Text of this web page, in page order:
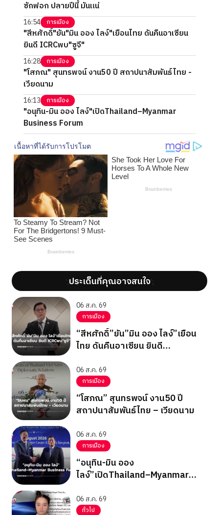
ซักฟอก ปลายปีนี้ มันแน่
16:54 การเมือง
"สีหศักดิ์"ยัน"มิน ออง ไลง์"เยือนไทย ดันคืนอาเซียน
ยินดี ICRCพบ"ซูจี"
16:28 การเมือง
"โสภณ" สุนทรพจน์ งาน50 ปี สถาปนาสัมพันธ์ไทย -
เวียดนาม
16:13 การเมือง
"อนุทิน-มิน ออง ไลง์"เปิดThailand–Myanmar
Business Forum
';ประเด็นที่คุณอาจสนใจ';
06 ส.ค. 69
การเมือง
“สีหศักดิ์”ยัน”มิน ออง ไลง์”เยือน
ไทย ดันคืนอาเซียน ยินดี
06 ส.ค. 69
การเมือง
“โสภณ” สุนทรพจน์ งาน50 ปี
สถาปนาสัมพันธ์ไทย – เวียดนาม
06 ส.ค. 69
การเมือง
“อนุทิน-มิน ออง
ไลง์”เปิดThailand–Myanmar
06 ส.ค. 69
ทั่วไป